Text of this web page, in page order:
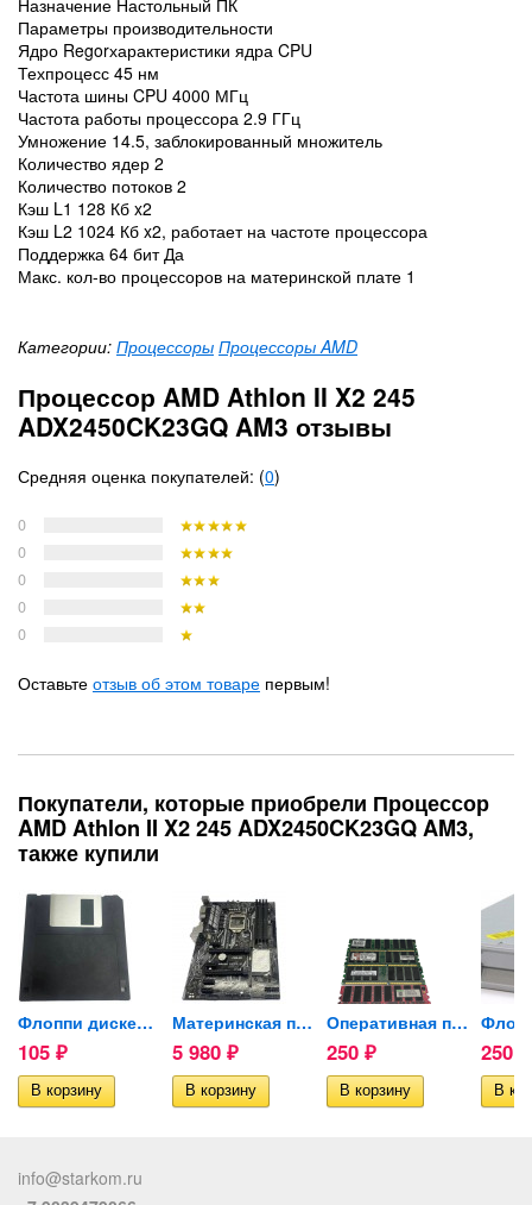
Назначение Настольный ПК
Параметры производительности
Ядро Regorхарактеристики ядра CPU
Техпроцесс 45 нм
Частота шины CPU 4000 МГц
Частота работы процессора 2.9 ГГц
Умножение 14.5, заблокированный множитель
Количество ядер 2
Количество потоков 2
Кэш L1 128 Кб x2
Кэш L2 1024 Кб x2, работает на частоте процессора
Поддержка 64 бит Да
Макс. кол-во процессоров на материнской плате 1
Категории: Процессоры Процессоры AMD
Процессор AMD Athlon II X2 245
ADX2450CK23GQ AM3 отзывы
Средняя оценка покупателей: (0)
0
0
0
0
0
Оставьте отзыв об этом товаре первым!
Покупатели, которые приобрели Процессор
AMD Athlon II X2 245 ADX2450CK23GQ AM3,
также купили
Флоппи дискета FHD 1.44 Mb 3.5
105 ₽
Материнская плата ASUS...
5 980 ₽
Оперативная память 256mb...
250 ₽ 250
info@starkom.ru